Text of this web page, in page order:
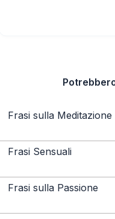
Frasi sulla Meditazione
Frasi Sensuali
Frasi sulla Passione